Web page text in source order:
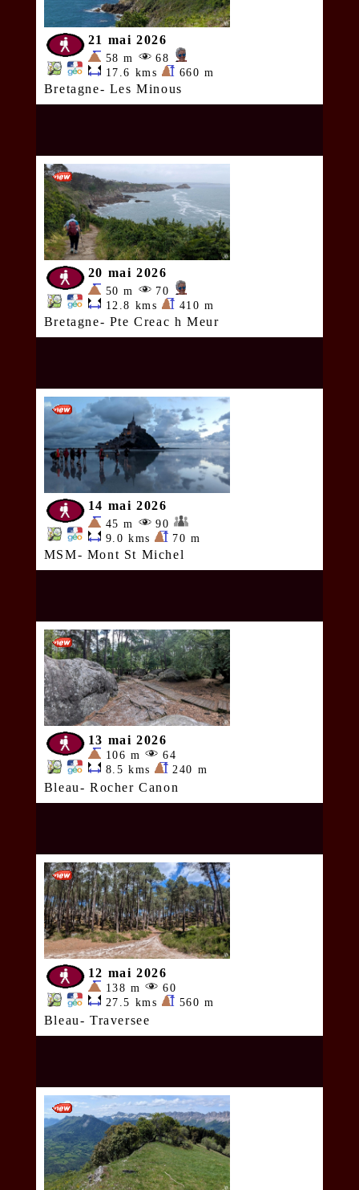
21 mai 2026
58 m
68
17.6 kms
660 m
Bretagne- Les Minous
20 mai 2026
50 m
70
12.8 kms
410 m
Bretagne- Pte Creac h Meur
14 mai 2026
45 m
90
9.0 kms
70 m
MSM- Mont St Michel
13 mai 2026
106 m
64
8.5 kms
240 m
Bleau- Rocher Canon
12 mai 2026
138 m
60
27.5 kms
560 m
Bleau- Traversee